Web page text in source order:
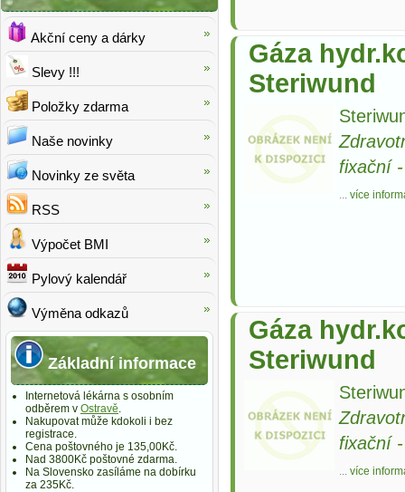
Gáza
Steriwund
fixační
... více
Gáza
Steriwund
fixační
... více
Akční ceny a dárky
Slevy !!!
Položky zdarma
Naše novinky
Novinky ze světa
RSS
Výpočet BMI
Pylový kalendář
Výměna odkazů
Základní informace
Internetová lékárna s osobním
odběrem v Ostravě.
Nakupovat může kdokoli i bez
registrace.
Cena poštovného je 135,00Kč.
Nad 3800Kč poštovné zdarma.
Na Slovensko zasíláme na dobírku
za 235Kč.